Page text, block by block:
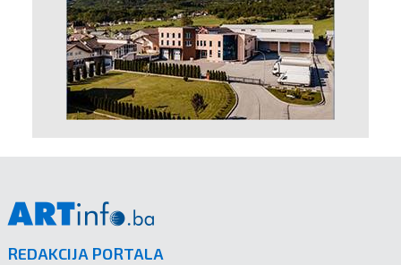
REDAKCIJA PORTALA